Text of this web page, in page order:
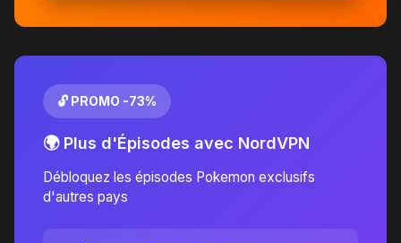
🔓 PROMO -73%
🌍 Plus d'Épisodes avec NordVPN
Débloquez les épisodes Pokemon exclusifs
d'autres pays